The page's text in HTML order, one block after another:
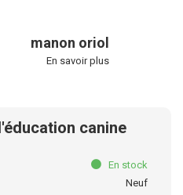
manon oriol
En savoir plus
canine
En stock
Neuf